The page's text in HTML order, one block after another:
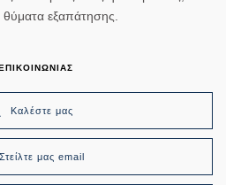
εξαπάτησης.
Καλέστε μας
Στείλτε μας email